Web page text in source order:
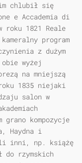
chlubił się
e Accademia di
roku 1821 Reale
program
z dużym
wyżej
na mniejszą
1835 niejaki
salon w
grano kompozycje
Haydna i
inni, np. książę
do rzymskich